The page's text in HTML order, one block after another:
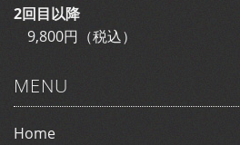
2回目以降
9,800円（税込）
MENU
Home